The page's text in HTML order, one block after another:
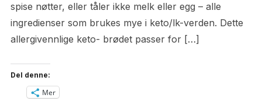
spise nøtter, eller tåler ikke melk eller egg – alle
ingredienser som brukes mye i keto/lk-verden. Dette
allergivennlige keto- brødet passer for […]
Del denne:
Mer